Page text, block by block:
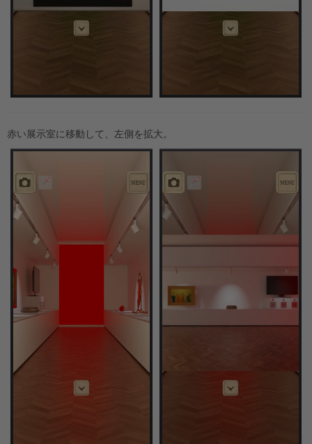
赤い展示室に移動して、左側を拡大。